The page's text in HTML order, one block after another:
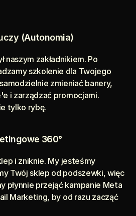
(Autonomia)
naszym zakładnikiem. Po
szkolenie dla Twojego
zmieniać banery,
i zarządzać promocjami.
tylko rybę.
360°
i zniknie. My jesteśmy
Twój sklep od podszewki, więc
płynnie przejąć kampanie Meta
Marketing, by od razu zacząć